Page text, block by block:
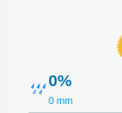
0%
0 mm